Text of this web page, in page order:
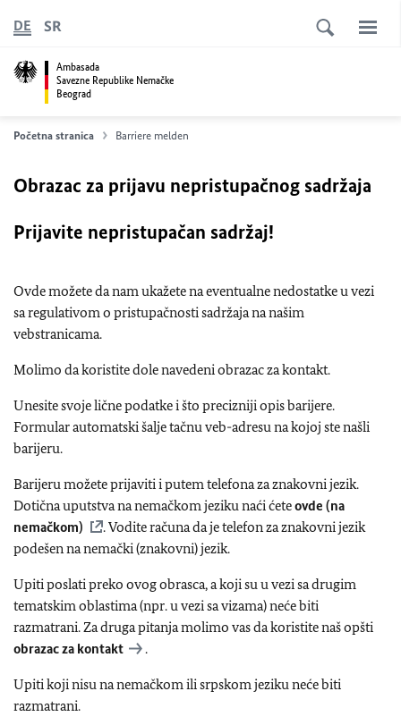
Ambasada
Savezne Republike Nemačke
Beograd
DE SR
Početna stranica Barriere melden
Obrazac za prijavu nepristupačnog sadržaja
Prijavite nepristupačan sadržaj!
Ovde možete da nam ukažete na eventualne nedostatke u vezi
sa regulativom o pristupačnosti sadržaja na našim
vebstranicama.
Molimo da koristite dole navedeni obrazac za kontakt.
Unesite svoje lične podatke i što precizniji opis barijere.
Formular automatski šalje tačnu veb-adresu na kojoj ste našli
barijeru.
Barijeru možete prijaviti i putem telefona za znakovni jezik.
Dotična uputstva na nemačkom jeziku naći ćeteovde (na
nemačkom)
. Vodite računa da je telefon za znakovni jezik
podešen na nemački (znakovni) jezik.
Upiti poslati preko ovog obrasca, a koji su u vezi sa drugim
tematskim oblastima (npr. u vezi sa vizama) neće biti
razmatrani. Za druga pitanja molimo vas da koristite naš opšti
obrazac za kontakt
.
Upiti koji nisu na nemačkom ili srpskom jeziku neće biti
razmatrani.